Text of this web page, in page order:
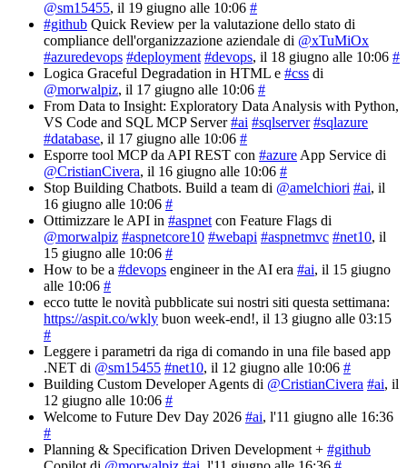
@sm15455, il 19 giugno alle 10:06 #
#github Quick Review per la valutazione dello stato di
compliance dell'organizzazione aziendale di @xTuMiOx
#azuredevops #deployment #devops, il 18 giugno alle 10:06 #
Logica Graceful Degradation in HTML e #css di
@morwalpiz, il 17 giugno alle 10:06 #
From Data to Insight: Exploratory Data Analysis with Python,
VS Code and SQL MCP Server#ai #sqlserver #sqlazure
#database, il 17 giugno alle 10:06 #
Esporre tool MCP da API REST con #azure App Service di
@CristianCivera, il 16 giugno alle 10:06 #
Stop Building Chatbots. Build a team di @amelchiori #ai, il
16 giugno alle 10:06 #
Ottimizzare le API in #aspnet con Feature Flags di
@morwalpiz #aspnetcore10 #webapi #aspnetmvc #net10, il
15 giugno alle 10:06 #
How to be a #devops engineer in the AI era #ai, il 15 giugno
alle 10:06 #
ecco tutte le novità pubblicate sui nostri siti questa settimana:
https://aspit.co/wkly buon week-end!, il 13 giugno alle 03:15
#
Leggere i parametri da riga di comando in una file based app
.NET di @sm15455 #net10, il 12 giugno alle 10:06 #
Building Custom Developer Agents di @CristianCivera #ai, il
12 giugno alle 10:06 #
Welcome to Future Dev Day 2026 #ai, l'11 giugno alle 16:36
#
Planning & Specification Driven Development + #github